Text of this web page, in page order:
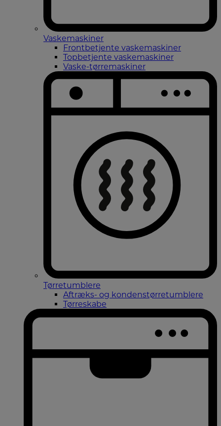
Vaskemaskiner
Frontbetjente vaskemaskiner
Topbetjente vaskemaskiner
Vaske-tørremaskiner
Tørretumblere
Aftræks- og kondenstørretumblere
Tørreskabe